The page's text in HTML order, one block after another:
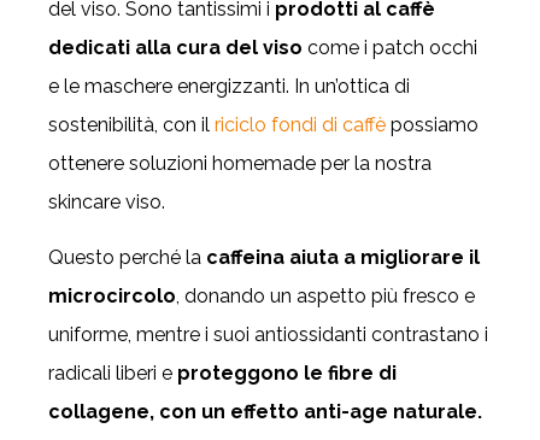
del viso. Sono tantissimi i prodotti al caffè
dedicati alla cura del viso come i patch occhi
e le maschere energizzanti. In un’ottica di
sostenibilità, con il riciclo fondi di caffè possiamo
ottenere soluzioni homemade per la nostra
skincare viso.
Questo perché la caffeina aiuta a migliorare il
microcircolo, donando un aspetto più fresco e
uniforme, mentre i suoi antiossidanti contrastano i
radicali liberi e proteggono le fibre di
collagene, con un effetto anti-age naturale.